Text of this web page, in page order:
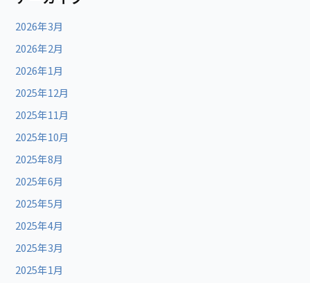
2026年3月
2026年2月
2026年1月
2025年12月
2025年11月
2025年10月
2025年8月
2025年6月
2025年5月
2025年4月
2025年3月
2025年1月